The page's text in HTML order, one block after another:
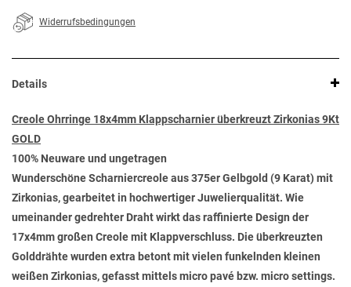
Widerrufsbedingungen
Details
Creole Ohrringe 18x4mm Klappscharnier überkreuzt Zirkonias 9Kt
GOLD
100% Neuware und ungetragen
Wunderschöne Scharniercreole aus 375er Gelbgold (9 Karat) mit
Zirkonias, gearbeitet in hochwertiger Juwelierqualität. Wie
umeinander gedrehter Draht wirkt das raffinierte Design der
17x4mm großen Creole mit Klappverschluss. Die überkreuzten
Golddrähte wurden extra betont mit vielen funkelnden kleinen
weißen Zirkonias, gefasst mittels micro pavé bzw. micro settings.